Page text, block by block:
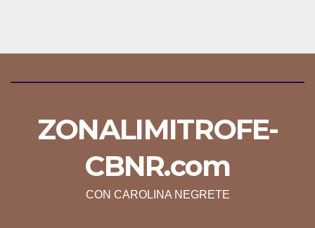
ZONALIMITROFE-
CBNR.com
CON CAROLINA NEGRETE